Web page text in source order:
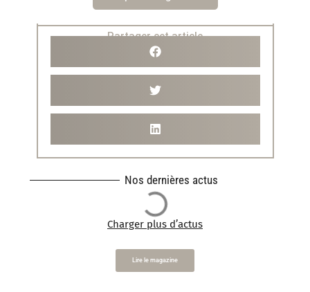
Partager cet article
Nos dernières actus
Charger plus d’actus
Lire le magazine